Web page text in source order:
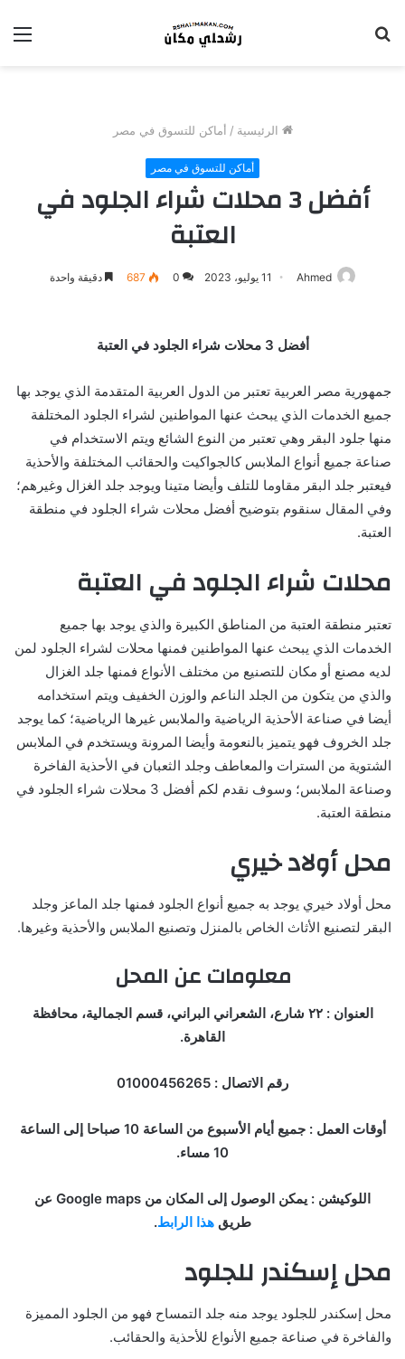
الرئيسية / أماكن للتسوق في مصر
أماكن للتسوق في مصر
أفضل 3 محلات شراء الجلود في
العتبة
Ahmed 11 يوليو، 2023 0
687 دقيقة واحدة
أفضل 3 محلات شراء الجلود في العتبة
جمهورية مصر العربية تعتبر من الدول العربية المتقدمة الذي يوجد بها
جميع الخدمات الذي يبحث عنها المواطنين لشراء الجلود المختلفة
منها جلود البقر وهي تعتبر من النوع الشائع ويتم الاستخدام في
صناعة جميع أنواع الملابس كالجواكيت والحقائب المختلفة والأحذية
فيعتبر جلد البقر مقاوما للتلف وأيضا متينا ويوجد جلد الغزال وغيرهم؛
وفي المقال سنقوم بتوضيح أفضل محلات شراء الجلود في منطقة
العتبة.
محلات شراء الجلود في العتبة
تعتبر منطقة العتبة من المناطق الكبيرة والذي يوجد بها جميع
الخدمات الذي يبحث عنها المواطنين فمنها محلات لشراء الجلود لمن
لديه مصنع أو مكان للتصنيع من مختلف الأنواع فمنها جلد الغزال
والذي من يتكون من الجلد الناعم والوزن الخفيف ويتم استخدامه
أيضا في صناعة الأحذية الرياضية والملابس غيرها الرياضية؛ كما يوجد
جلد الخروف فهو يتميز بالنعومة وأيضا المرونة ويستخدم في الملابس
الشتوية من السترات والمعاطف وجلد الثعبان في الأحذية الفاخرة
وصناعة الملابس؛ وسوف نقدم لكم أفضل 3 محلات شراء الجلود في
منطقة العتبة.
محل أولاد خيري
محل أولاد خيري يوجد به جميع أنواع الجلود فمنها جلد الماعز وجلد
البقر لتصنيع الأثاث الخاص بالمنزل وتصنيع الملابس والأحذية وغيرها.
معلومات عن المحل
العنوان : ٢٢ شارع، الشعراني البراني، قسم الجمالية، محافظة
القاهرة.
رقم الاتصال : 01000456265
أوقات العمل : جميع أيام الأسبوع من الساعة 10 صباحا إلى الساعة
10 مساء.
اللوكيشن : يمكن الوصول إلى المكان من Google maps عن
طريق هذا الرابط.
محل إسكندر للجلود
محل إسكندر للجلود يوجد منه جلد التمساح فهو من الجلود المميزة
والفاخرة في صناعة جميع الأنواع للأحذية والحقائب.